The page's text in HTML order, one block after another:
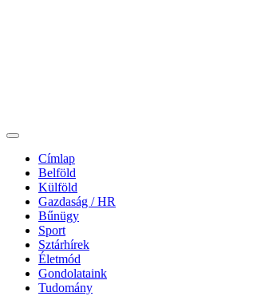
Címlap
Belföld
Külföld
Gazdaság / HR
Bűnügy
Sport
Sztárhírek
Életmód
Gondolataink
Tudomány